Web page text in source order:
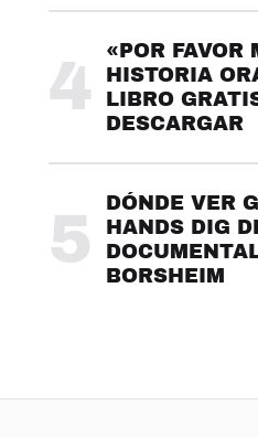
4
«POR FAVOR
HISTORIA
LIBRO
DESCARGAR
5
DÓNDE VER
HANDS DIG
BORSHEIM